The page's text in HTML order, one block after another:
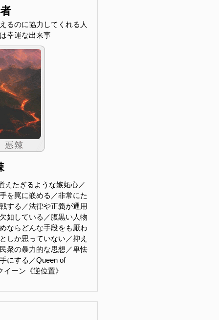
るのに協力してくれる人
幸運な出来事
えたぎるような嫉妬心／
を罠に嵌める／非常にた
する／法律や正義が通用
如している／腹黒い人物
ならどんな手段をも厭わ
しか思っていない／抑え
衆の暴力的な思想／卑怯
にする／Queen of
ーン《逆位置》